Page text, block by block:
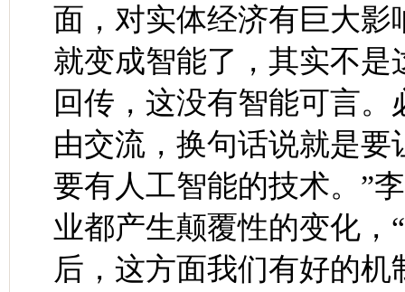
面，对实体经济有巨大影
就变成智能了，其实不
回传，这没有智能可言
由交流，换句话说就是
要有人工智能的技术。”
业都产生颠覆性的变化，
后，这方面我们有好的